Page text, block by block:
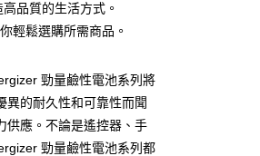
展（台灣）商業銀行
國信託商業銀行
品質的生活方式。
輕鬆選購所需商品。
勁量鹼性電池系列將
異的耐久性和可靠性而聞
供應。不論是遙控器、手
勁量鹼性電池系列都